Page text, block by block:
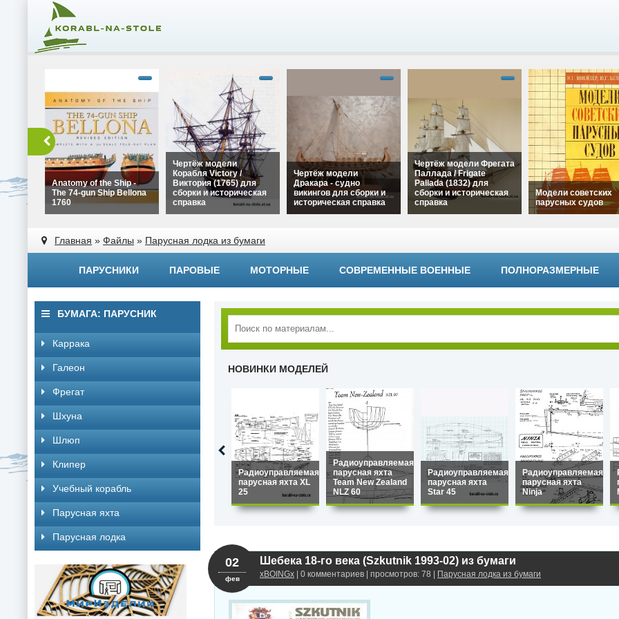
The 74-gun Ship Bellona
1760" width="320"
height="180">
Anatomy of the Ship -
The 74-gun Ship Bellona
1760
Виктория (1765) для
сборки и историческая
справка" width="320"
height="180">
Чертёж модели
Корабля Victory /
Виктория (1765) для
сборки и историческая
справка
width="320"
Чертёж модели
Дракара - судно
викингов для сборки и
историческая справка
Frigate Pallada (1832)
для сборки и
историческая справка"
width="320"
Чертёж модели Фрегата
Паллада / Frigate
Pallada (1832) для
сборки и историческая
справка
парусных судов"
width="320"
Модели советских
парусных судов
Главная » Файлы » Парусная лодка из бумаги
ПАРУСНИКИ ПАРОВЫЕ МОТОРНЫЕ СОВРЕМЕННЫЕ ВОЕННЫЕ ПОЛНОРАЗМЕРНЫЕ
НОВИНКИ МОДЕЛЕЙ
Радиоуправляемая
парусная яхта XL
25
Радиоуправляемая
парусная яхта
Team New Zealand
NLZ 60
Радиоуправляемая
парусная яхта
Star 45
Радиоуправляемая
парусная яхта
Ninja
Шебека 18-го века (Szkutnik 1993-02) из бумаги
xBOINGx | 0 комментариев | просмотров: 78 | Парусная лодка из бумаги
02
фев
БУМАГА: ПАРУСНИК
Каррака
Галеон
Фрегат
Шхуна
Шлюп
Клипер
Учебный корабль
Парусная яхта
Парусная лодка